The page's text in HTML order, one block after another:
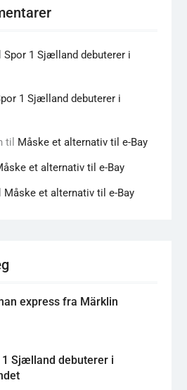
Spor 1 Sjælland debuterer i
1 Sjælland debuterer i
til Måske et alternativ til e-Bay
et alternativ til e-Bay
Måske et alternativ til e-Bay
express fra Märklin
1 Sjælland debuterer i